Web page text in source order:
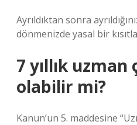
Ayrıldıktan sonra
dönmenizde yasal bir
7 yıllık
olabilir mi?
Kanun’un 5. maddesine